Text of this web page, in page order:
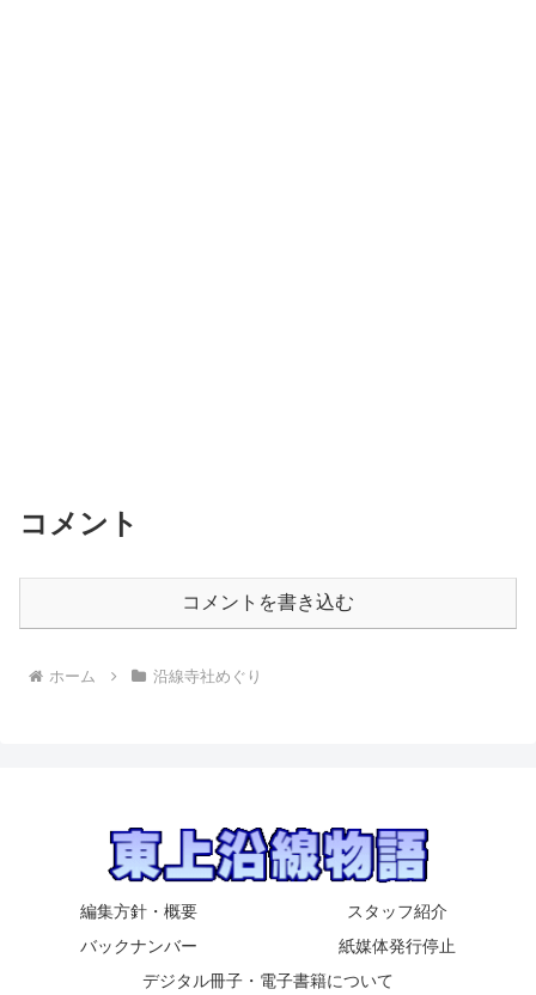
コメント
コメントを書き込む
ホーム 沿線寺社めぐり
編集方針・概要
スタッフ紹介
バックナンバー
紙媒体発行停止
デジタル冊子・電子書籍について